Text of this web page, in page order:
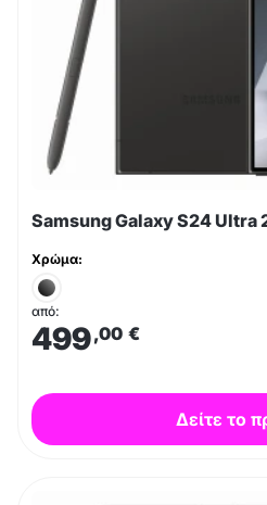
Samsung Galaxy S24 Ultra
Χρώμα:
από:
499,00 €
Δείτε το